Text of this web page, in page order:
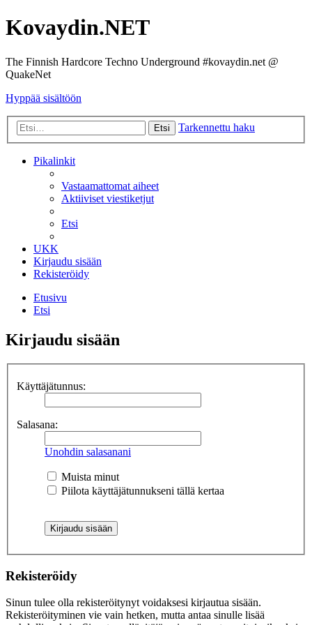
Kovaydin.NET
The Finnish Hardcore Techno Underground #kovaydin.net @
QuakeNet
Hyppää sisältöön
Etsi Tarkennettu haku
Pikalinkit
Vastaamattomat aiheet
Aktiiviset viestiketjut
Etsi
UKK
Kirjaudu sisään
Rekisteröidy
Etusivu
Etsi
Kirjaudu sisään
Käyttäjätunnus:
Salasana:
Unohdin salasanani
Muista minut
Piilota käyttäjätunnukseni tällä kertaa
Rekisteröidy
Sinun tulee olla rekisteröitynyt voidaksesi kirjautua sisään.
Rekisteröityminen vie vain hetken, mutta antaa sinulle lisää